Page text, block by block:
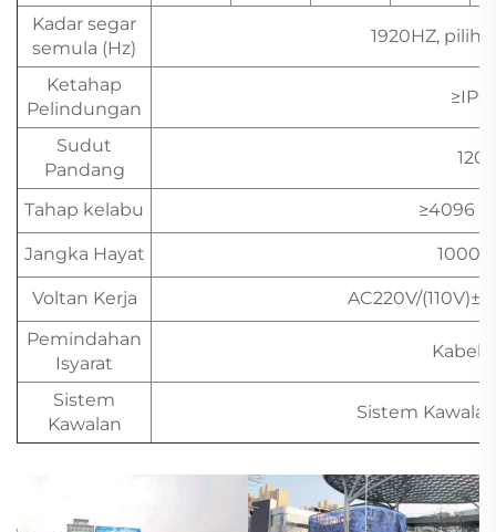
Kadar segar
semula (Hz)
1920HZ,
Ketahap
Pelindungan
Sudut
Pandang
120°
Tahap kelabu ≥4096
Jangka Hayat
Voltan Kerja
AC220V/
Pemindahan
Isyarat
Kabel
Sistem
Kawalan
Sistem